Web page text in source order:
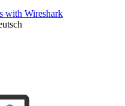
with Wireshark